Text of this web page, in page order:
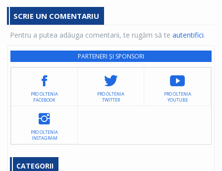
SCRIE UN COMENTARIU
Pentru a putea adăuga comentarii, te rugăm să te autentifici.
PARTENERI ȘI SPONSORI
PRO OLTENIA
FACEBOOK
PRO OLTENIA
TWITTER
PRO OLTENIA
YOUTUBE
PRO OLTENIA
INSTAGRAM
CATEGORII